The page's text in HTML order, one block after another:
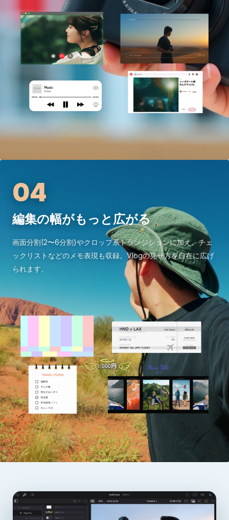
04
編集の幅がもっと広がる
画面分割(2〜6分割)やクロップ系トランジションに加え、チェ
ックリストなどのメモ表現も収録。Vlogの見せ方を自在に広げ
られます。